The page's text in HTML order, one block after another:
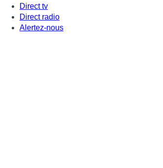
Direct tv
Direct radio
Alertez-nous